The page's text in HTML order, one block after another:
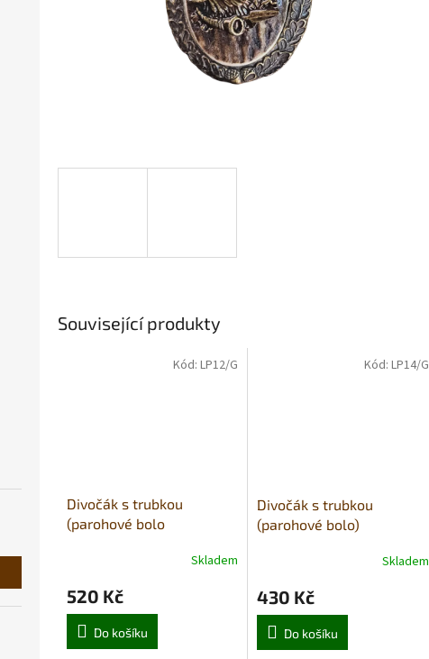
Související produkty
Divočák s trubkou
(parohové bolo
Skladem
520 Kč
Do košíku
Kód: LP12/G
Divočák s trubkou
(parohové bolo)
Skladem
430 Kč
Do košíku
Kód: LP14/G